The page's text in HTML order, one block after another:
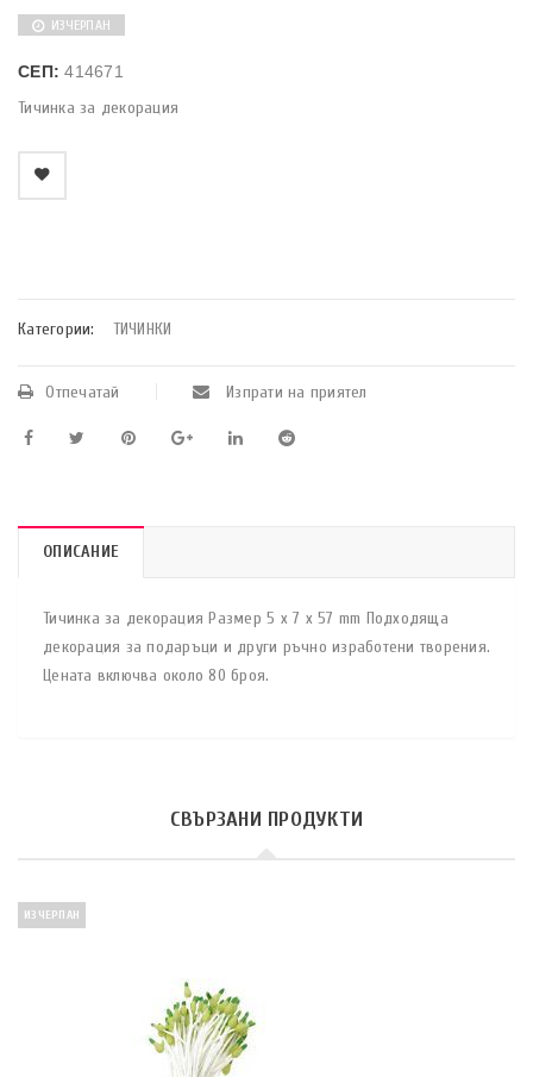
ИЗЧЕРПАН
СЕП:414671
Тичинка за декорация
Категории: ТИЧИНКИ
Отпечатай Изпрати на приятел
ОПИСАНИЕ
Тичинка за декорация Размер 5 x 7 x 57 mm Подходяща
декорация за подаръци и други ръчно изработени творения.
Цената включва около 80 броя.
СВЪРЗАНИ ПРОДУКТИ
ИЗЧЕРПАН